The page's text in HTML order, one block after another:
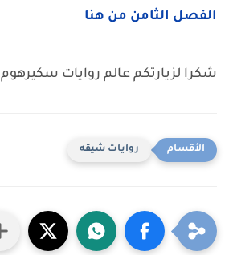
الفصل الثامن من هنا
شكرا لزيارتكم عالم روايات سكيرهوم
روايات شيقه